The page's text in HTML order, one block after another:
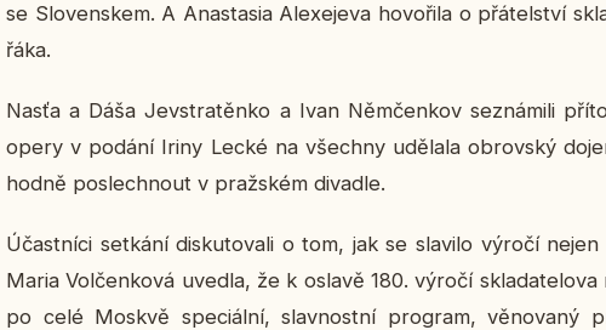
se Slo­ven­skem. A Ana­stasia Ale­xe­je­va ho­vo­ři­la o přá­tel­ství
řá­ka.
Nasťa a Dáša Jevstra­těn­ko a Ivan Němčen­kov se­zná­mi­li
opery v podání Iriny Lecké na všech­ny udě­la­la ob­rov­ský
hod­ně po­slech­nout v praž­ském di­va­dle.
Účast­ní­ci se­tká­ní dis­ku­to­va­li o tom, jak se sla­vi­lo výročí
Maria Vol­čen­ko­vá uvedla, že k oslavě 180. výročí
po celé Moskvě spe­ci­ál­ní, slav­nost­ní pro­gram, vě­no­va­ný